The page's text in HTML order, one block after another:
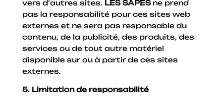
vers d’autres sites. LES SAPÉSne prend
pas la responsabilité pour ces sites web
externes et ne sera pas responsable du
contenu, de la publicité, des produits, des
services ou de tout autre matériel
disponible sur ou à partir de ces sites
externes.
5. Limitation de responsabilité